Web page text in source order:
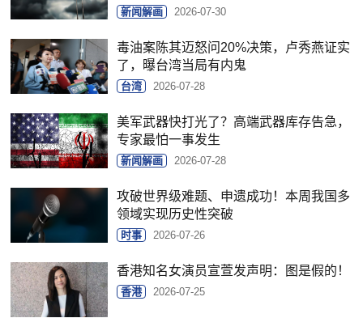
新闻解画 2026-07-30
毒油案陈其迈怒问20%决策，卢秀燕证实
了，曝台湾当局有内鬼
台湾 2026-07-28
美军武器快打光了？高端武器库存告急，
专家最怕一事发生
新闻解画 2026-07-28
攻破世界级难题、申遗成功！本周我国多
领域实现历史性突破
时事 2026-07-26
香港知名女演员宣萱发声明：图是假的！
香港 2026-07-25